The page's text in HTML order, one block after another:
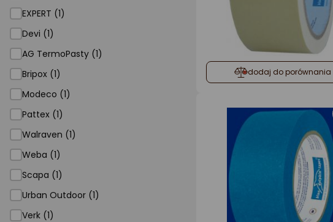
EXPERT (1)
Devi (1)
AG TermoPasty (1)
Bripox (1)
Modeco (1)
Pattex (1)
Walraven (1)
Weba (1)
Scapa (1)
Urban Outdoor (1)
Verk (1)
dodaj do porównania